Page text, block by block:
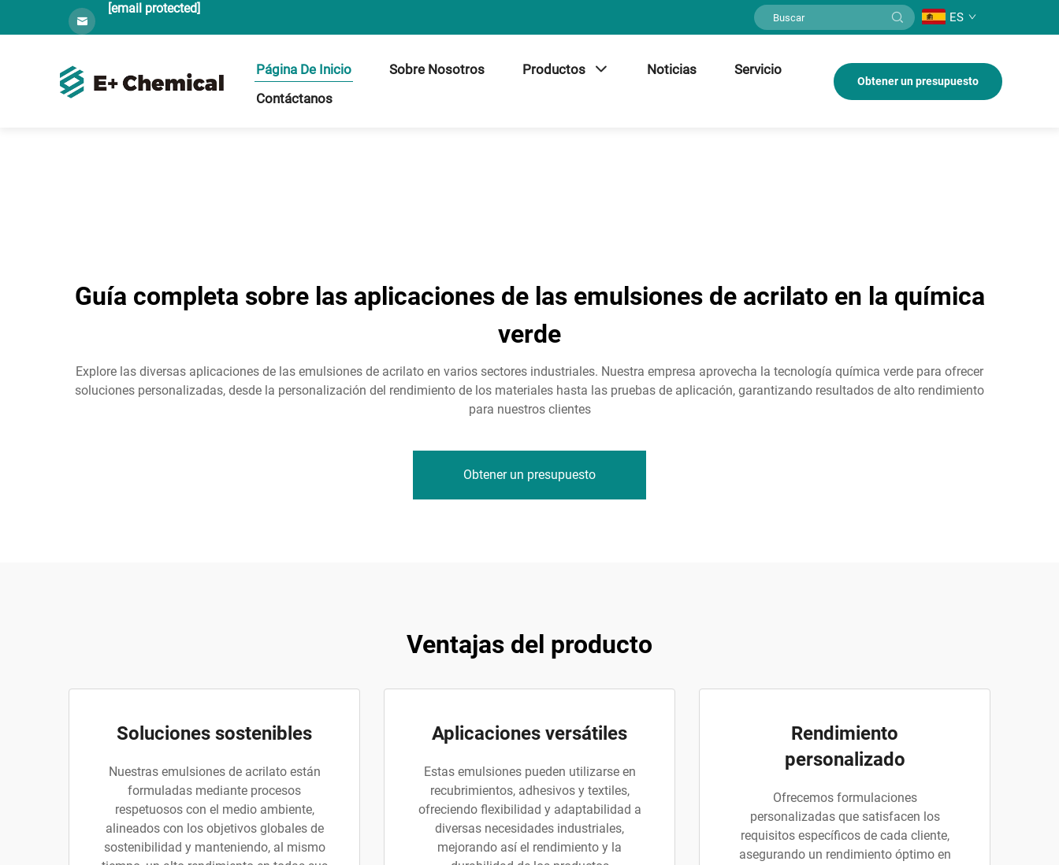
[email protected]
ES
Página De Inicio Sobre Nosotros Productos Noticias
Servicio
Contáctanos
Obtener un presupuesto
Guía completa sobre las aplicaciones de las emulsiones de acrilato en la química
verde
Explore las diversas aplicaciones de las emulsiones de acrilato en varios sectores industriales. Nuestra empresa aprovecha la tecnología química verde para ofrecer
soluciones personalizadas, desde la personalización del rendimiento de los materiales hasta las pruebas de aplicación, garantizando resultados de alto rendimiento
para nuestros clientes
Obtener un presupuesto
Ventajas del producto
Soluciones sostenibles
Nuestras emulsiones de acrilato están
formuladas mediante procesos
respetuosos con el medio ambiente,
alineados con los objetivos globales de
sostenibilidad y manteniendo, al mismo
Aplicaciones versátiles
Estas emulsiones pueden utilizarse en
recubrimientos, adhesivos y textiles,
ofreciendo flexibilidad y adaptabilidad a
diversas necesidades industriales,
mejorando así el rendimiento y la
Rendimiento
personalizado
Ofrecemos formulaciones
personalizadas que satisfacen los
requisitos específicos de cada cliente,
asegurando un rendimiento óptimo en